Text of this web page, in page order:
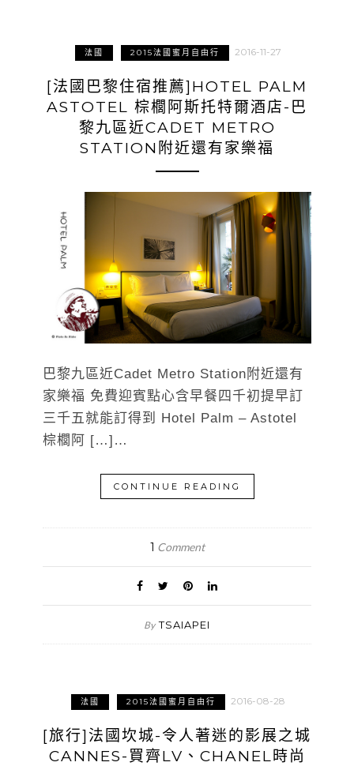
法國 2015法國蜜月自由行 2016-11-27
[法國巴黎住宿推薦]HOTEL PALM
ASTOTEL 棕櫚阿斯托特爾酒店-巴
黎九區近CADET METRO
STATION附近還有家樂福
巴黎九區近Cadet Metro Station附近還有
家樂福 免費迎賓點心含早餐四千初提早訂
三千五就能訂得到 Hotel Palm – Astotel
棕櫚阿 […]…
CONTINUE READING
1 Comment
By TSAIAPEI
法國 2015法國蜜月自由行 2016-08-28
[旅行]法國坎城-令人著迷的影展之城
CANNES-買齊LV、CHANEL時尚